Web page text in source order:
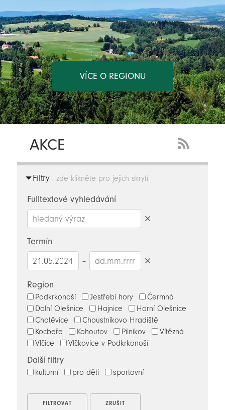
VÍCE O REGIONU
AKCE
Feed
Filtry- zde klikněte pro jejich skrytí
Fulltextové vyhledávání
Termín
–
Region
Podkrkonoší Jestřebí hory
Čermná
Dolní Olešnice
Hajnice
Horní Olešnice
Chotěvice
Choustníkovo Hradiště
Kocbeře
Kohoutov Pilníkov
Vítězná
Vlčice
Vlčkovice v Podkrkonoší
Další filtry
kulturní pro děti sportovní